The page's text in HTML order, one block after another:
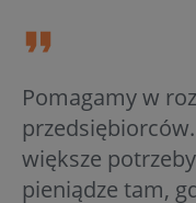
Pomagamy w
większe
pieniądze tam,